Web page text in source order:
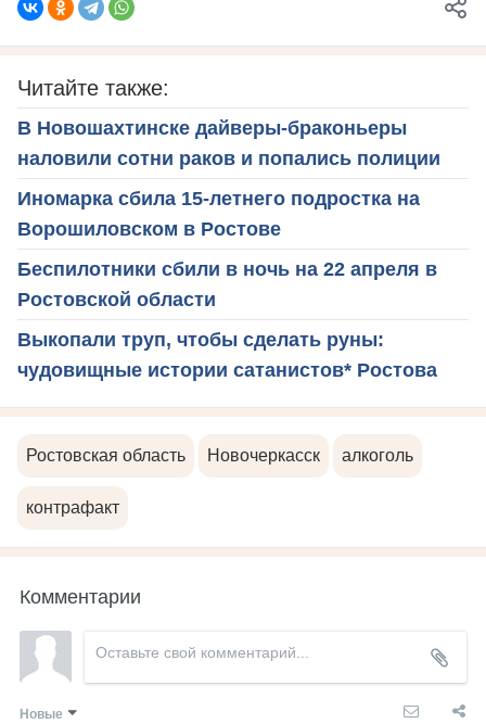
Читайте также:
В Новошахтинске дайверы-браконьеры
наловили сотни раков и попались полиции
Иномарка сбила 15-летнего подростка на
Ворошиловском в Ростове
Беспилотники сбили в ночь на 22 апреля в
Ростовской области
Выкопали труп, чтобы сделать руны:
чудовищные истории сатанистов* Ростова
Ростовская область Новочеркасск алкоголь
контрафакт
Комментарии
Новые